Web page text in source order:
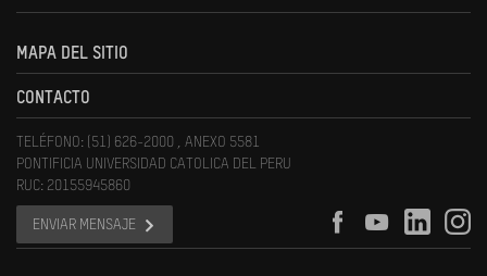
MAPA DEL SITIO
CONTACTO
TELÉFONO: (51) 626-2000 , ANEXO 5581
PONTIFICIA UNIVERSIDAD CATOLICA DEL PERU
RUC: 20155945860
ENVIAR MENSAJE